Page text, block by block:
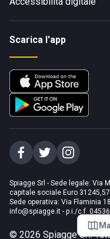
Scarica l'app
Spiagge Srl - Sede legale: Via
capitale sociale Euro
Sede operativa: Via Flaminia
info@spiagge.it - p.i./c.f.
© 2026 Spiagge Srl.